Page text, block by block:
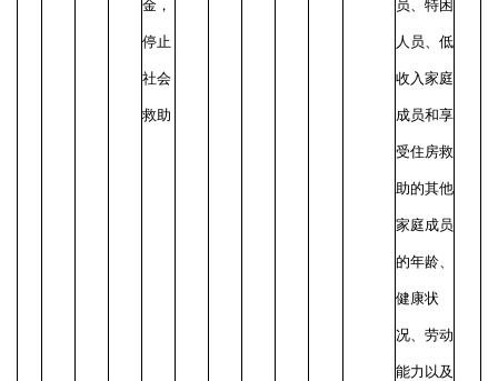
金，
停止
社会
救助
员、特困
人员、低
收入家庭
成员和享
受住房救
助的其他
家庭成员
的年龄、
健康状
况、劳动
能力以及